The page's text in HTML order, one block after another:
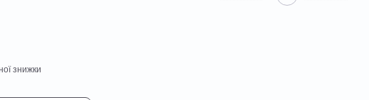
знижки